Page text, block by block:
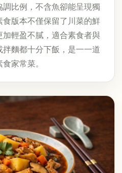
比例，不含魚卻能呈現獨
版本不僅保留了川菜的鮮
輕盈不膩，適合素食者與
麵都十分下飯，是一一道
家常菜。